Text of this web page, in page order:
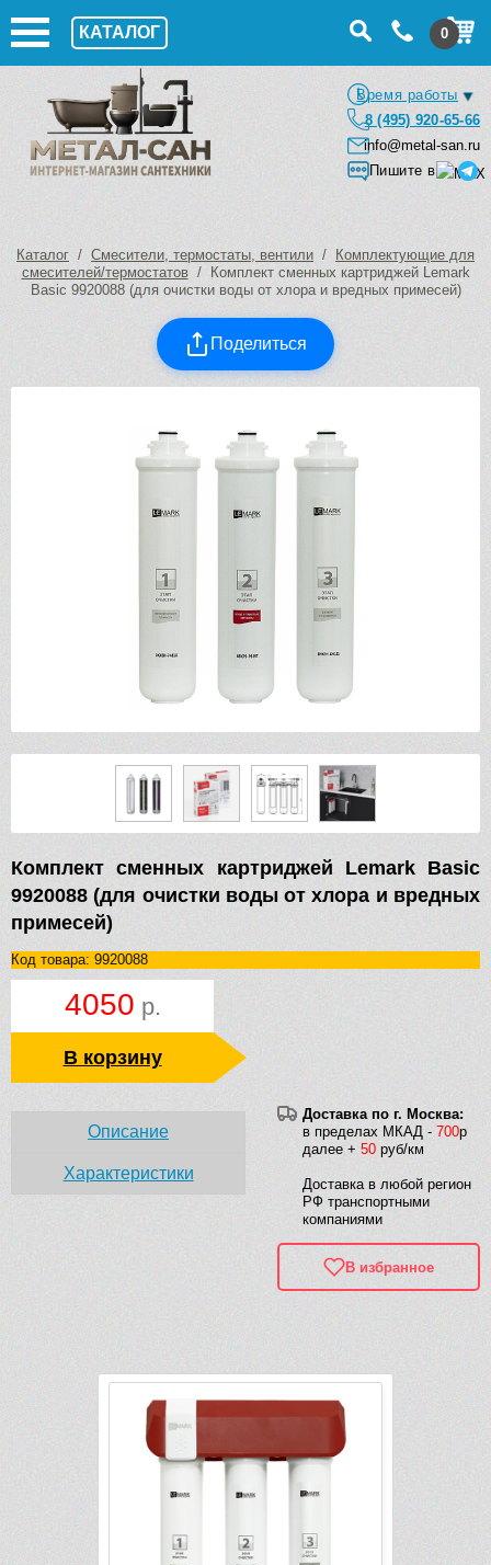
КАТАЛОГ 0
Время работы
8 (495) 920-65-66
info@metal-san.ru
Пишите в
Каталог / Смесители, термостаты, вентили /
Комплектующие для
смесителей/термостатов/ Комплект сменных картриджей Lemark
Basic 9920088 (для очистки воды от хлора и вредных примесей)
Поделиться
Комплект сменных картриджей Lemark Basic
9920088 (для очистки воды от хлора и вредных
примесей)
Код товара: 9920088
4050 р.
В корзину
Доставка по г. Москва:
в пределах МКАД - 700р
далее + 50 руб/км
Доставка в любой регион
РФ транспортными
компаниями
В избранное
Описание
Характеристики